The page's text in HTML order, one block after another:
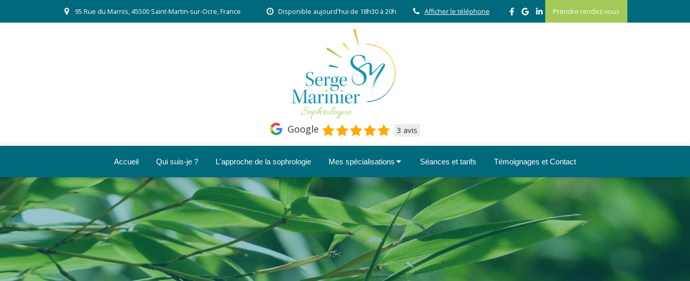
95 Rue du Marnis, 45500 Saint-Martin-sur-Ocre, France Disponible aujourd'hui de 18h30 à 20h Afficher le téléphone Prendre rendez-vous
Google 3 avis
Accueil Qui suis-je ? L'approche de la sophrologie Mes spécialisations Séances et tarifs Témoignages et Contact